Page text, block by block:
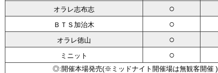
オラレ志布志 ○
ＢＴＳ加治木 ○
オラレ徳山 ○
ミニット ○
◎:開催本場発売(※ミッドナイト開催場は無観客